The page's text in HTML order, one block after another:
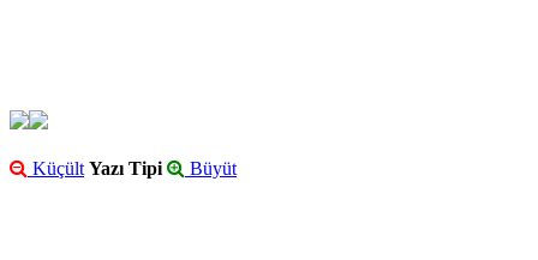
Küçült Yazı Tipi Büyüt